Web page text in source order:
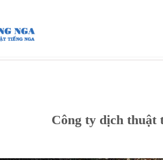
Công ty dịch thuật